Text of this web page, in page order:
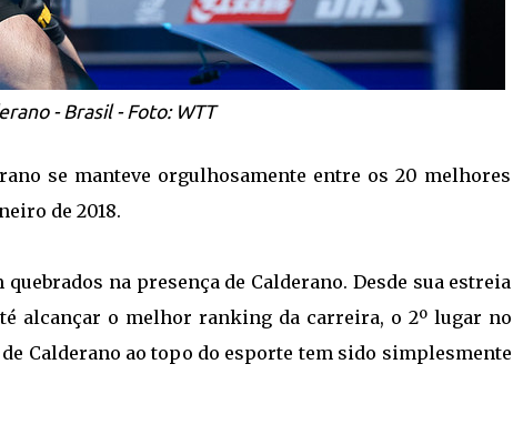
- Brasil - Foto: WTT
se manteve orgulhosamente entre os 20 melhores
de 2018.
na presença de Calderano. Desde sua estreia
alcançar o melhor ranking da carreira, o 2º lugar no
Calderano ao topo do esporte tem sido simplesmente